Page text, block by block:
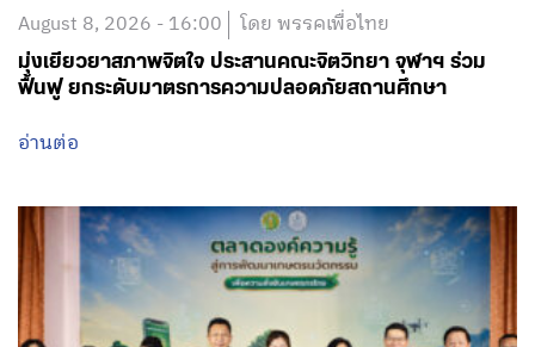
August 8, 2026 - 16:00 โดย พรรคเพื่อไทย
มุ่งเยียวยาสภาพจิตใจ ประสานคณะจิตวิทยา จุฬาฯ ร่วม
ฟื้นฟู ยกระดับมาตรการความปลอดภัยสถานศึกษา
อ่านต่อ